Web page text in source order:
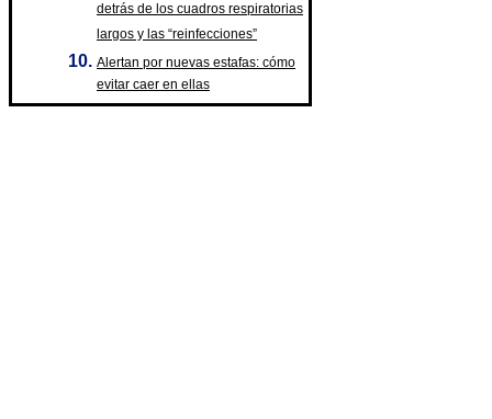
detrás de los cuadros respiratorias
largos y las “reinfecciones”
Alertan por nuevas estafas: cómo
evitar caer en ellas